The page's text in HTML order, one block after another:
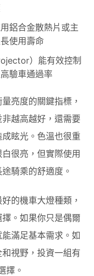
鋁合金散熱片或主
使用壽命
）能有效控制
驗車通過率
亮度的關鍵指標，
越高越好，還需要
眩光。色溫也很重
很亮，但實際使用
騎乘的舒適度。
的機車大燈種類，
。如果你只是偶爾
滿足基本需求。如
視野，投資一組有
擇。